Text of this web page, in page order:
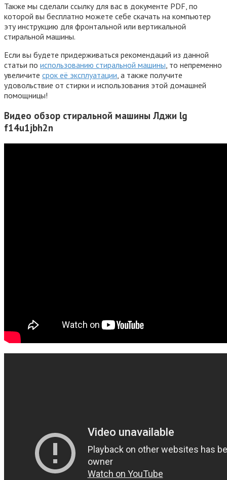
Также мы сделали ссылку для вас в документе PDF, по
которой вы бесплатно можете себе скачать на компьютер
эту инструкцию для фронтальной или вертикальной
стиральной машины.
Если вы будете придерживаться рекомендаций из данной
статьи по использованию стиральной машины , то непременно
увеличите срок её эксплуатации , а также получите
удовольствие от стирки и использования этой домашней
помощницы!
Видео обзор стиральной машины Лджи lg
f14u1jbh2n